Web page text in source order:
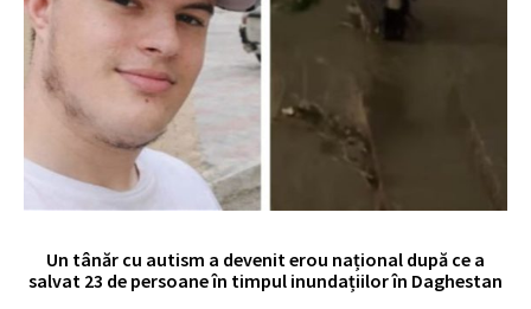
Un tânăr cu autism a devenit erou național după ce a
salvat 23 de persoane în timpul inundațiilor în Daghestan